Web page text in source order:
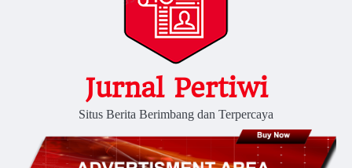
Jurnal Pertiwi
Situs Berita Berimbang dan Terpercaya